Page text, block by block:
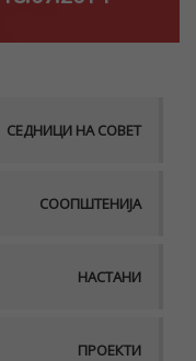
СЕДНИЦИ НА СОВЕТ
СООПШТЕНИЈА
НАСТАНИ
ПРОЕКТИ